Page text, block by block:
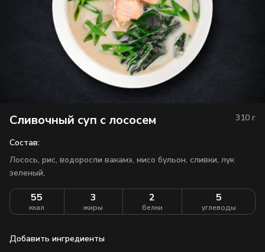
Сливочный суп с лососем 310 г
Состав:
Лосось, рис, водоросли вакамэ, мисо бульон, сливки, лук
зеленый,
55
ккал
3
жиры
2
белки
5
углеводы
Добавить ингредиенты